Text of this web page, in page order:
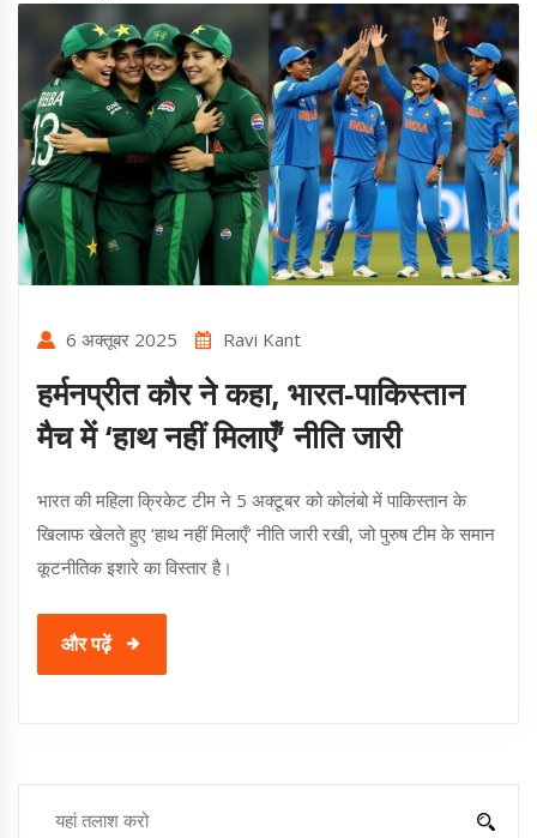
6 अक्तूबर 2025 Ravi Kant
हर्मनप्रीत कौर ने कहा, भारत‑पाकिस्तान
मैच में ‘हाथ नहीं मिलाएँ’ नीति जारी
भारत की महिला क्रिकेट टीम ने 5 अक्टूबर को कोलंबो में पाकिस्तान के
खिलाफ खेलते हुए ‘हाथ नहीं मिलाएँ’ नीति जारी रखी, जो पुरुष टीम के समान
कूटनीतिक इशारे का विस्तार है।
और पढ़ें